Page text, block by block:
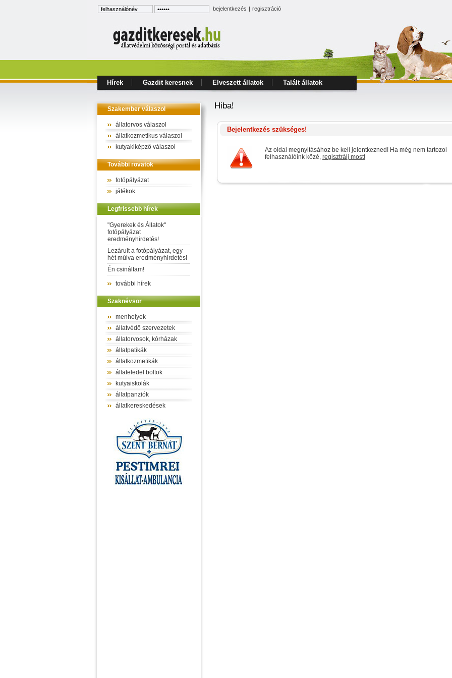
bejelentkezés | regisztráció
Hírek Gazdit keresnek Elveszett állatok Talált állatok
Szakember válaszol
állatorvos válaszol
állatkozmetikus válaszol
kutyakiképző válaszol
További rovatok
fotópályázat
játékok
Legfrissebb hírek
"Gyerekek és Állatok"
fotópályázat
eredményhirdetés!
Lezárult a fotópályázat, egy
hét múlva eredményhirdetés!
Én csináltam!
további hírek
Szaknévsor
menhelyek
állatvédő szervezetek
állatorvosok, kórházak
állatpatikák
állatkozmetikák
állateledel boltok
kutyaiskolák
állatpanziók
állatkereskedések
Hiba!
Bejelentkezés szükséges!
Az oldal megnyitásához be kell jelentkezned! Ha még nem tartozol
felhasználóink közé, regisztrálj most!